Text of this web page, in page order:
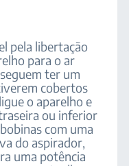
pela libertação
para o ar
ter um
cobertos
o aparelho e
ou inferior
com uma
do aspirador,
uma potência